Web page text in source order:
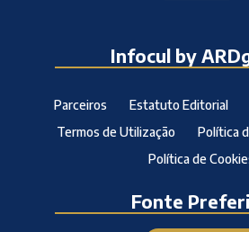
Infocul by
Parceiros Estatuto Editorial
Termos de Utilização
Política
Política de
Fonte